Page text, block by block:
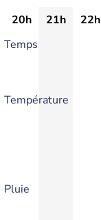
20h 21h 22h
Temps
Température
Pluie